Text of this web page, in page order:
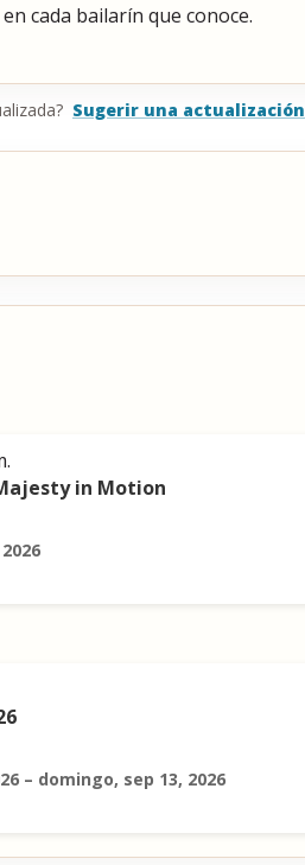
cada bailarín que conoce.
Sugerir una actualización
in Motion
– domingo, sep 13, 2026